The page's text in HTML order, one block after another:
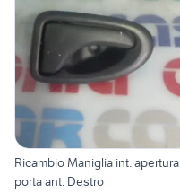
Ricambio Maniglia int. apertura
porta ant. Destro